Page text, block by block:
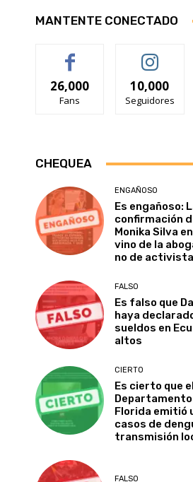
MANTENTE CONECTADO
26,000
Fans
10,000
Seguidores
CHEQUEA
ENGAÑOSO
Es engañoso:
confirmación
Monika Silva
vino de la
no de
FALSO
Es falso que
haya
sueldos en
altos
CIERTO
Es cierto que el
Departamento
Florida emitió
casos de
transmisión
FALSO